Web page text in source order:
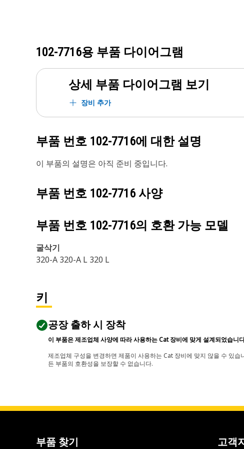
102-7716용 부품 다이어그램
상세 부품 다이어그램 보기
장비 추가
부품 번호 102-7716에 대한 설명
이 부품의 설명은 아직 준비 중입니다.
부품 번호 102-7716 사양
부품 번호 102-7716의 호환 가능 모델
굴삭기
320-A 320-A L 320 L
키
공장 출하 시 장착
이 부품은 제조업체 사양에 따라 사용하는 Cat 장비에 맞게 설계되었습니
제조업체 구성을 변경하면 제품이 사용하는 Cat 장비에 맞지 않을 수 있
든 부품의 호환성을 보장할 수 없습니다.
부품 찾기 고객